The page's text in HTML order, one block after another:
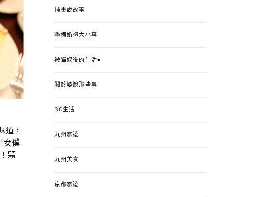
，
女僕
顆
插畫說故事
籌備婚禮大小事
被貓奴役的生活♥
關於婆媳那些事
3C生活
九州旅遊
九州美食
京都旅遊